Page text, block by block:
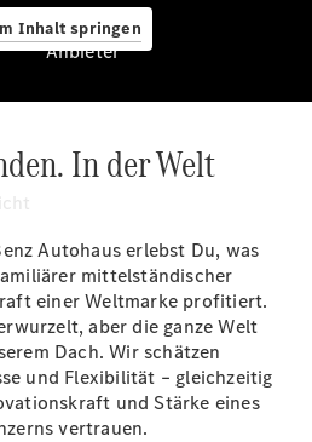
Inhalt springen
Anbieter
In der Welt
Autohaus erlebst Du, was
mittelständischer
einer Weltmarke profitiert.
aber die ganze Welt
Dach. Wir schätzen
und Flexibilität – gleichzeitig
und Stärke eines
vertrauen.